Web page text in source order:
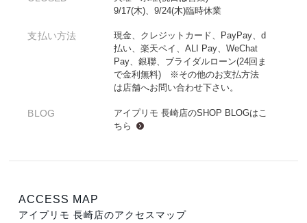
9/17(木)、9/24(木)臨時休業
支払い方法
現金、クレジットカード、PayPay、d
払い、楽天ペイ、ALI Pay、WeChat
Pay、銀聯、ブライダルローン(24回ま
で金利無料) ※その他のお支払方法
は店舗へお問い合わせ下さい。
BLOG アイプリモ 長崎店のSHOP BLOGはこ
ちら
ACCESS MAP
アイプリモ 長崎店のアクセスマップ